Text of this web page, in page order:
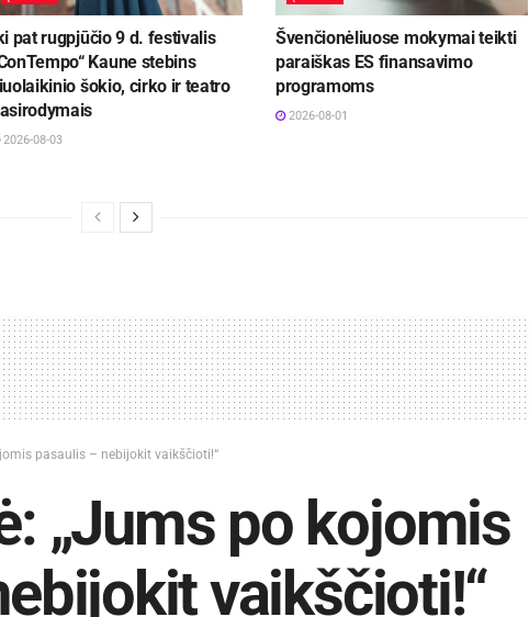
pat rugpjūčio 9 d. festivalis
Kaune stebins
šokio, cirko ir teatro
2026-08-03
Švenčionėliuose mokymai teikti
paraiškas ES finansavimo
programoms
2026-08-01
pasaulis – nebijokit vaikščioti!“
„Jums po kojomis
vaikščioti!“